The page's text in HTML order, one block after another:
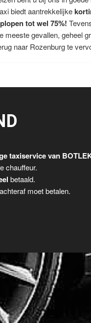
biedt aantrekkelijke
tot wel 75%!
meeste gevallen, geheel
naar Rozenburg te
taxiservice van
chauffeur.
betaald.
moet betalen.